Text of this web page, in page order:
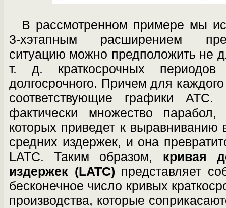
В рассмотренном примере мы
3-хэтапным расширением
ситуацию можно предположить не
т. д. кратко­срочных
долгосрочного. Причем для
соответствующие графики
фактически множество парабол,
которых приведет к
средних издержек, и она
LATC. Таким образом, кривая
издержек (LATC) представляет
бесконечное число кривых
производства, которые